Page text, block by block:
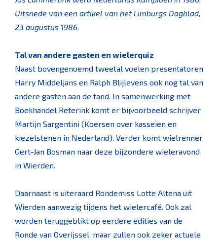
Uitsnede van een artikel van het Limburgs Dagblad,
23 augustus 1986.
Tal van andere gasten en wielerquiz
Naast bovengenoemd tweetal voelen presentatoren
Harry Middeljans en Ralph Blijlevens ook nog tal van
andere gasten aan de tand. In samenwerking met
Boekhandel Reterink komt er bijvoorbeeld schrijver
Martijn Sargentini (Koersen over kasseien en
kiezelstenen in Nederland). Verder komt wielrenner
Gert-Jan Bosman naar deze bijzondere wieleravond
in Wierden.
Daarnaast is uiteraard Rondemiss Lotte Altena uit
Wierden aanwezig tijdens het wielercafé. Ook zal
worden teruggeblikt op eerdere edities van de
Ronde van Overijssel, maar zullen ook zeker actuele